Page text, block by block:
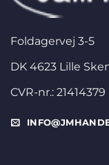
Foldagervej 3-5
DK 4623 Lille
CVR-nr.: 21414379